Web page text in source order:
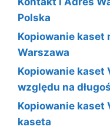
Polska
Kopiowanie kaset
Warszawa
Kopiowanie kaset
względu na
Kopiowanie kaset
kaseta